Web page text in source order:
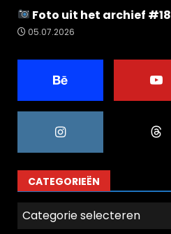
Foto uit het archief #18
05.07.2026
CATEGORIEËN
Categorieën